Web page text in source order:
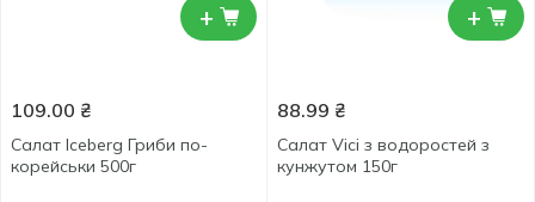
+
109.00 ₴
Салат Iceberg Гриби по-
корейськи 500г
+
88.99 ₴
Салат Vici з водоростей з
кунжутом 150г